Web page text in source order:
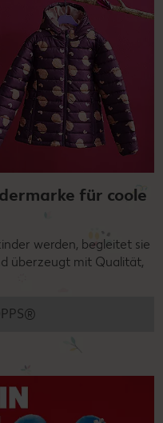
für coole
werden, begleitet sie
überzeugt mit Qualität,